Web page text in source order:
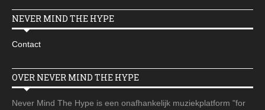
NEVER MIND THE HYPE
Contact
OVER NEVER MIND THE HYPE
Never Mind The Hype is een onafhankelijk muziekplatform "for